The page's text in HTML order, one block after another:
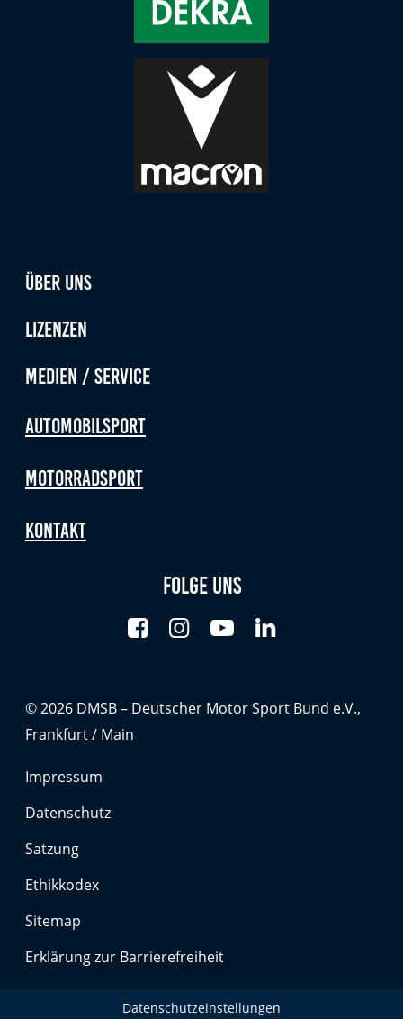
Über uns
Lizenzen
Medien / Service
Automobilsport
Motorradsport
Kontakt
Folge uns
© 2026 DMSB – Deutscher Motor Sport Bund e.V.,
Frankfurt / Main
Impressum
Datenschutz
Satzung
Ethikkodex
Sitemap
Erklärung zur Barrierefreiheit
Datenschutzeinstellungen